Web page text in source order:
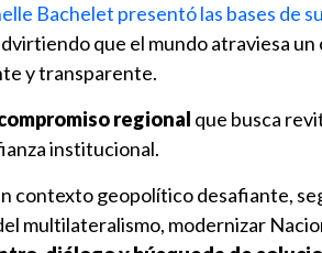
Bachelet presentó las bases de
que el mundo atraviesa
y transparente.
regional que busca
institucional.
contexto geopolítico desafiante,
multilateralismo, modernizar